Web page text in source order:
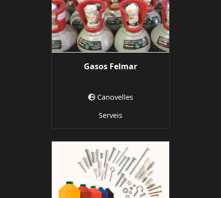
Gasos Felmar
Canovelles
Serveis